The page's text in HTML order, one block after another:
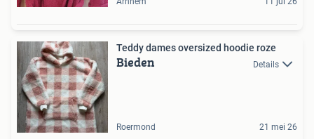
Teddy dames oversized hoodie roze
Bieden Details
Roermond 21 mei 26